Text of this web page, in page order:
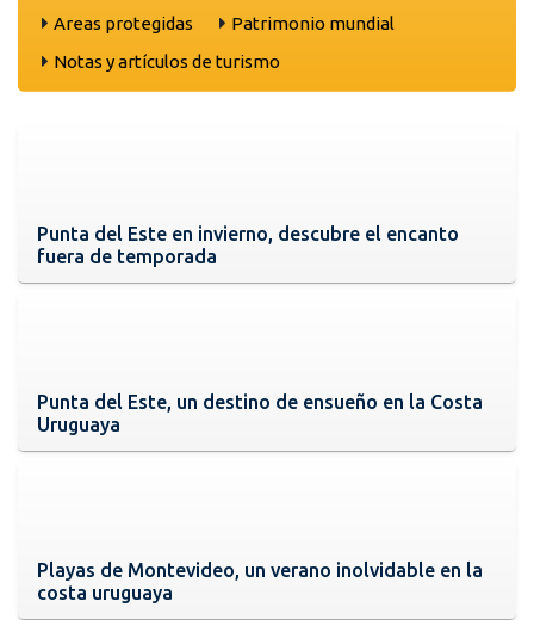
Areas protegidas
Patrimonio mundial
Notas y artículos de turismo
Punta del Este en invierno, descubre el encanto
fuera de temporada
Punta del Este, un destino de ensueño en la Costa
Uruguaya
Playas de Montevideo, un verano inolvidable en la
costa uruguaya